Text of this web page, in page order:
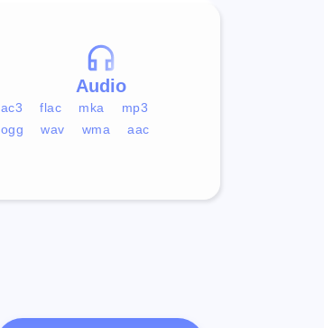
Audio
ac3 flac mka
mp3
ogg
wav wma aac